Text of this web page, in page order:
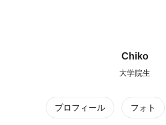
Chiko
大学院生
プロフィール フォト